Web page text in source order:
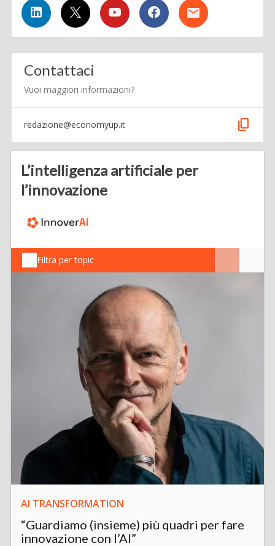
Contattaci
Vuoi maggiori informazioni?
redazione@economyup.it content_copy
L’intelligenza artificiale per
l’innovazione
Filtra per topic
AI TRANSFORMATION
“Guardiamo (insieme) più quadri per fare
innovazione con l’AI”